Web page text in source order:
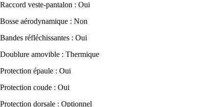
Raccord veste-pantalon : Oui
Bosse aérodynamique : Non
Bandes réfléchissantes : Oui
Doublure amovible : Thermique
Protection épaule : Oui
Protection coude : Oui
Protection dorsale : Optionnel